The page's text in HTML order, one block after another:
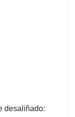
desaliñado: